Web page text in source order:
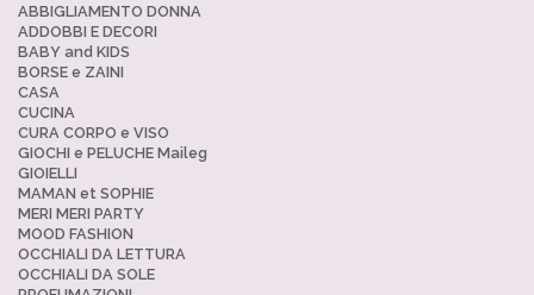
ABBIGLIAMENTO DONNA
ADDOBBI E DECORI
BABY and KIDS
BORSE e ZAINI
CASA
CUCINA
CURA CORPO e VISO
GIOCHI e PELUCHE Maileg
GIOIELLI
MAMAN et SOPHIE
MERI MERI PARTY
MOOD FASHION
OCCHIALI DA LETTURA
OCCHIALI DA SOLE